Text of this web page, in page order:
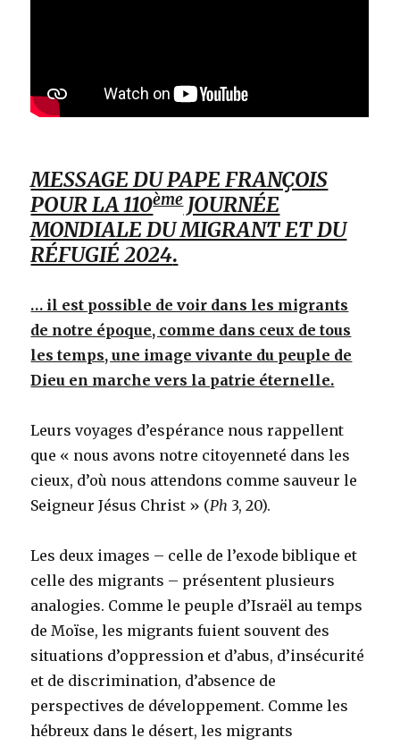
MESSAGE DU PAPE FRANÇOIS
POUR LA 110èmeJOURNÉE
MONDIALE DU MIGRANT ET DU
RÉFUGIÉ 2024.
… il est possible de voir dans les migrants
de notre époque, comme dans ceux de tous
les temps, une image vivante du peuple de
Dieu en marche vers la patrie éternelle.
Leurs voyages d’espérance nous rappellent
que « nous avons notre citoyenneté dans les
cieux, d’où nous attendons comme sauveur le
Seigneur Jésus Christ » (Ph 3, 20).
Les deux images – celle de l’exode biblique et
celle des migrants – présentent plusieurs
analogies. Comme le peuple d’Israël au temps
de Moïse, les migrants fuient souvent des
situations d’oppression et d’abus, d’insécurité
et de discrimination, d’absence de
perspectives de développement. Comme les
hébreux dans le désert, les migrants